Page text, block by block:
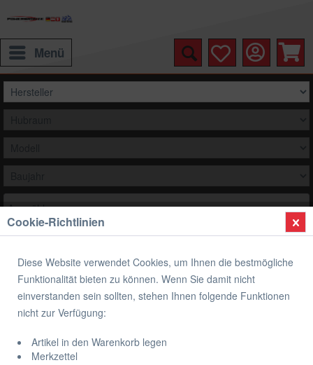
Menü
Auswählen
Kineo Drahtspeichenräder Schlauchlos
Yamaha XJR 1300 RP10
Cookie-Richtlinien
Diese Website verwendet Cookies, um Ihnen die bestmögliche
Funktionalität bieten zu können. Wenn Sie damit nicht
einverstanden sein sollten, stehen Ihnen folgende Funktionen
nicht zur Verfügung:
Artikel in den Warenkorb legen
Merkzettel